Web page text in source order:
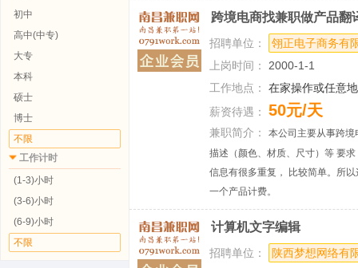
初中
高中(中专)
大专
本科
硕士
博士
不限
工作计时
(1-3)小时
(3-6)小时
(6-9)小时
不限
跨境电商找兼职做产品翻
招聘单位：
翎正电子商务有
上岗时间： 2000-1-1
工作地点： 在家操作或任意
薪资待遇： 50元/天
兼职简介： 本公司主要从事跨
描述（颜色、材质、尺寸）等 要
信息有很多重复， 比较简单。所
一个产品计费。
计算机文字编辑
招聘单位：
陕西梦想网络有